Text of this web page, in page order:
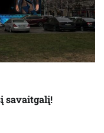
savaitgalį!